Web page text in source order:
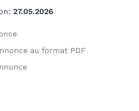
27.05.2026
au format PDF